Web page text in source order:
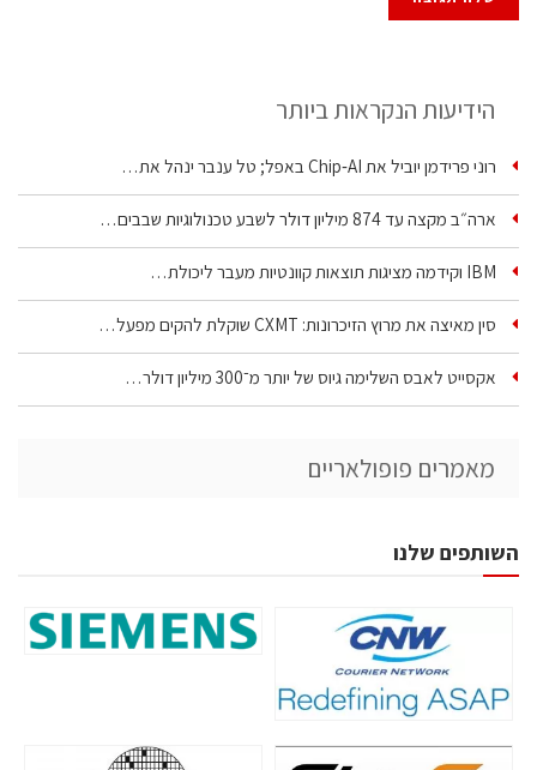
הידיעות הנקראות ביותר
רוני פרידמן יוביל את Chip‑AI באפל; טל ענבר ינהל את…
ארה״ב מקצה עד 874 מיליון דולר לשבע טכנולוגיות שבבים…
IBM וקידמה מציגות תוצאות קוונטיות מעבר ליכולת…
סין מאיצה את מרוץ הזיכרונות: CXMT שוקלת להקים מפעל…
אקסייט לאבס השלימה גיוס של יותר מ־300 מיליון דולר…
מאמרים פופולאריים
השותפים שלנו